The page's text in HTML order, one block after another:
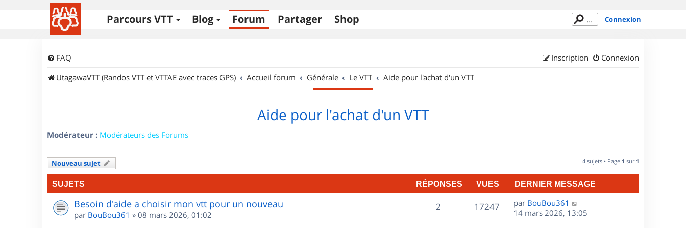
Parcours VTT Blog Forum Partager Shop Connexion
FAQ Connexion
Inscription
UtagawaVTT (Randos VTT et VTTAE avec traces GPS)
Accueil forum Générale Le VTT Aide pour l'achat d'un VTT
Aide pour l'achat d'un VTT
Modérateur : Modérateurs des Forums
Nouveau sujet 4 sujets • Page 1 sur 1
SUJETS RÉPONSES VUES DERNIER MESSAGE
Besoin d'aide a choisir mon vtt pour un nouveau
par BouBou361 » 08 mars 2026, 01:02
2R
é
17247V
u
D
e
r
par BouBou361
14 mars 2026, 13:05